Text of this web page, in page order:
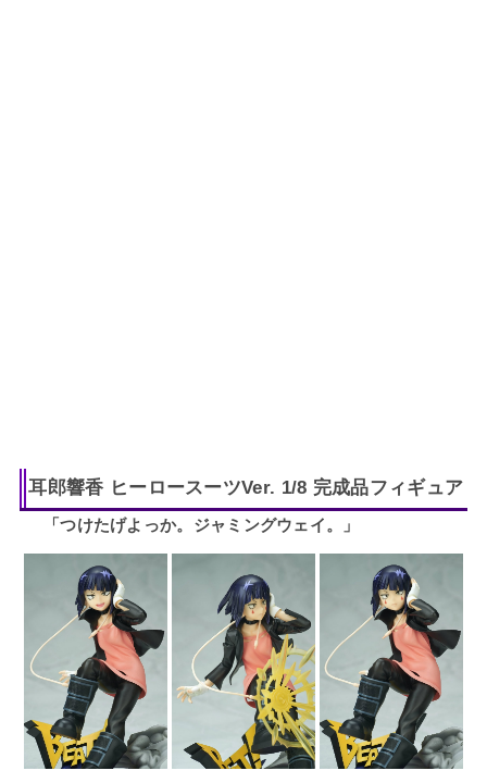
耳郎響香 ヒーロースーツVer. 1/8 完成品フィギュア
「つけたげよっか。ジャミングウェイ。」